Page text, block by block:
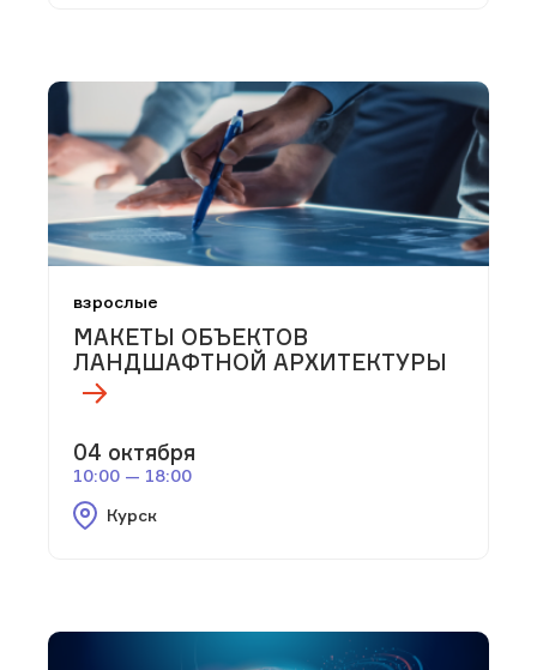
взрослые
МАКЕТЫ ОБЪЕКТОВ
ЛАНДШАФТНОЙ АРХИТЕКТУРЫ
04 октября
10:00 — 18:00
Курск